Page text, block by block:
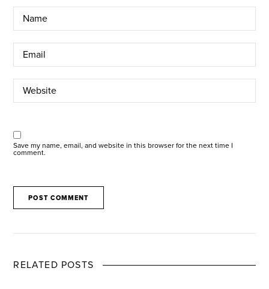
Save my name, email, and website in this browser for the next time I
comment.
RELATED POSTS